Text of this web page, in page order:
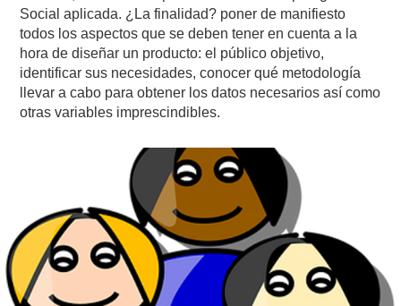
Social aplicada. ¿La finalidad? poner de manifiesto
todos los aspectos que se deben tener en cuenta a la
hora de diseñar un producto: el público objetivo,
identificar sus necesidades, conocer qué metodología
llevar a cabo para obtener los datos necesarios así como
otras variables imprescindibles.